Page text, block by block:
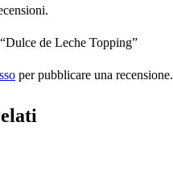
de Leche Topping”
per pubblicare una recensione.